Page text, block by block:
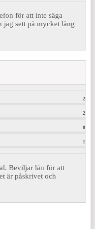
för att inte säga
jag sett på mycket lång
2
2
0
1
Beviljar lån för att
är påskrivet och